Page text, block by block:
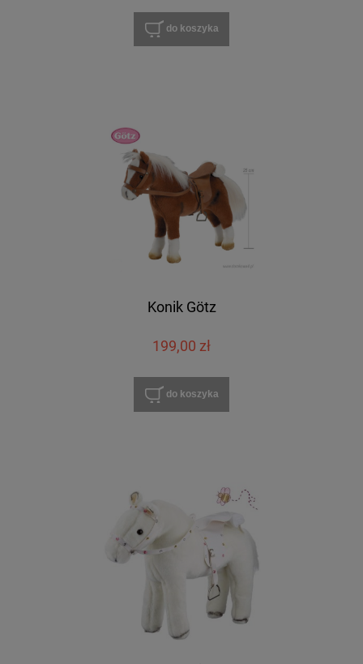
do koszyka
Konik Götz
199,00 zł
do koszyka